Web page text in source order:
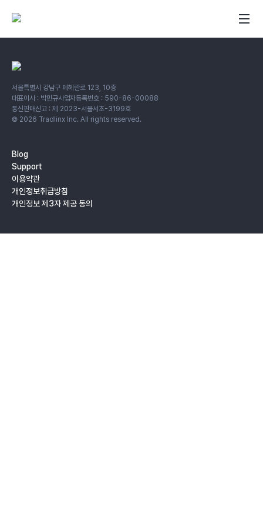
서울특별시 강남구 테헤란로 123, 10층
대표이사 : 박민규사업자등록번호 : 590-86-00088
통신판매신고 : 제 2023-서울서초-3199호
© 2026 Tradlinx Inc. All rights reserved.
Blog
Support
이용약관
개인정보취급방침
개인정보 제3자 제공 동의